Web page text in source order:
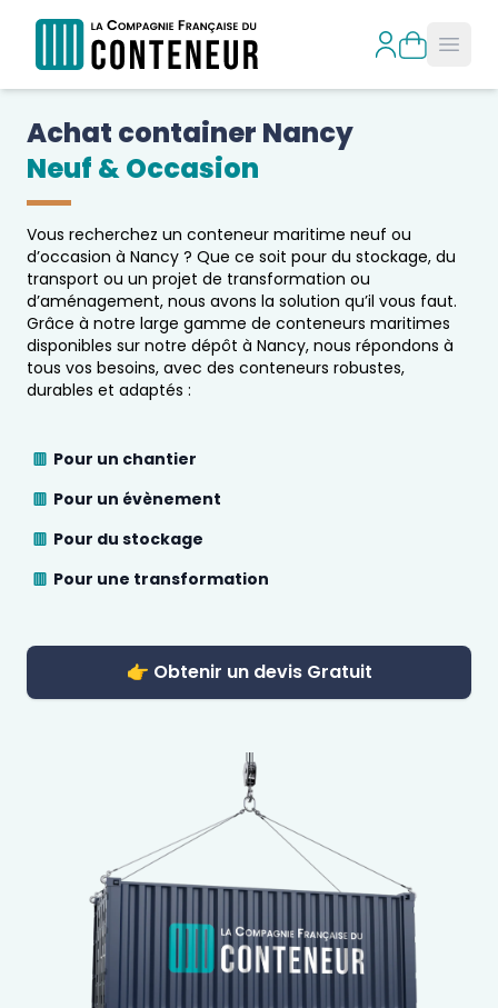
Achat container Nancy
Neuf & Occasion
Vous recherchez un conteneur maritime neuf ou
d’occasion à Nancy ? Que ce soit pour du stockage, du
transport ou un projet de transformation ou
d’aménagement, nous avons la solution qu’il vous faut.
Grâce à notre large gamme de conteneurs maritimes
disponibles sur notre dépôt à Nancy, nous répondons à
tous vos besoins, avec des conteneurs robustes,
durables et adaptés :
Pour un chantier
Pour un évènement
Pour du stockage
Pour une transformation
👉 Obtenir un devis Gratuit